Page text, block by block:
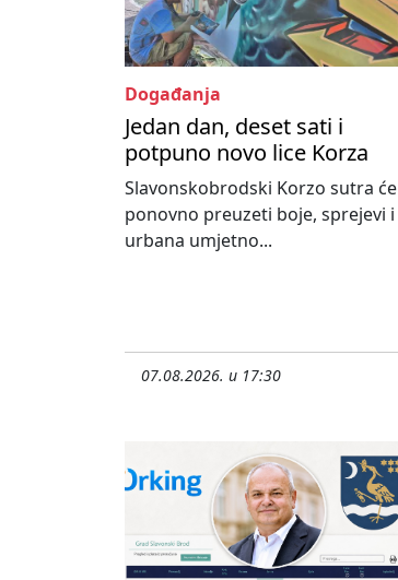
Događanja
Jedan dan, deset sati i
potpuno novo lice Korza
Slavonskobrodski Korzo sutra će
ponovno preuzeti boje, sprejevi i
urbana umjetno...
07.08.2026. u 17:30